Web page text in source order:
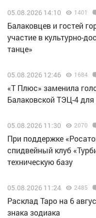
05.08.2026 14:10 1401
Балаковцев и гостей
участие в культурно-
танце»
05.08.2026 12:46 1684
«Т Плюс» заменила
Балаковской ТЭЦ-4
05.08.2026 11:30 2070
При поддержке
спидвейный клуб
техническую базу
05.08.2026 11:24 2485
Расклад Таро на 6
знака зодиака